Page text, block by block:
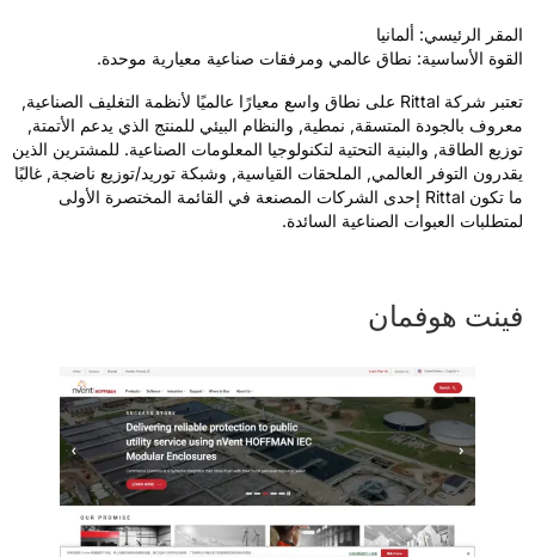
الرئيسي: ألمانيا
الأساسية: نطاق عالمي ومرفقات صناعية معيارية موحدة.
تعتبر شركة Rittal على نطاق واسع معيارًا عالميًا لأنظمة التغليف الصناعية,
بالجودة المتسقة, نمطية, والنظام البيئي للمنتج الذي يدعم الأتمتة,
الطاقة, والبنية التحتية لتكنولوجيا المعلومات الصناعية. للمشترين الذين
التوفر العالمي, الملحقات القياسية, وشبكة توريد/توزيع ناضجة, غالبًا
ما تكون Rittal إحدى الشركات المصنعة في القائمة المختصرة الأولى
العبوات الصناعية السائدة.
هوفمان